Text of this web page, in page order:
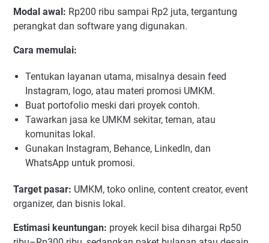
Modal awal: Rp200 ribu sampai Rp2 juta, tergantung
perangkat dan software yang digunakan.
Cara memulai:
Tentukan layanan utama, misalnya desain feed
Instagram, logo, atau materi promosi UMKM.
Buat portofolio meski dari proyek contoh.
Tawarkan jasa ke UMKM sekitar, teman, atau
komunitas lokal.
Gunakan Instagram, Behance, LinkedIn, dan
WhatsApp untuk promosi.
Target pasar: UMKM, toko online, content creator, event
organizer, dan bisnis lokal.
Estimasi keuntungan: proyek kecil bisa dihargai Rp50